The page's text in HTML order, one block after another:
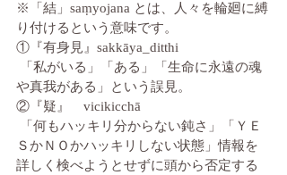
※「結」saṃyojana とは、人々を輪廻に縛
り付けるという意味です。
①『有身見』sakkāya_ditthi
や真我がある」という誤見。
②『疑』　vicikicchā
ＳかＮＯかハッキリしない状態」情報を
詳しく検べようとせずに頭から否定する